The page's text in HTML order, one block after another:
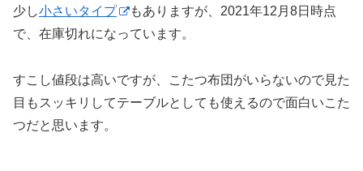
少し小さいタイプ
もありますが、2021年12月8日時点
で、在庫切れになっています。
すこし値段は高いですが、こたつ布団がいらないので見た
目もスッキリしてテーブルとしても使えるので面白いこた
つだと思います。